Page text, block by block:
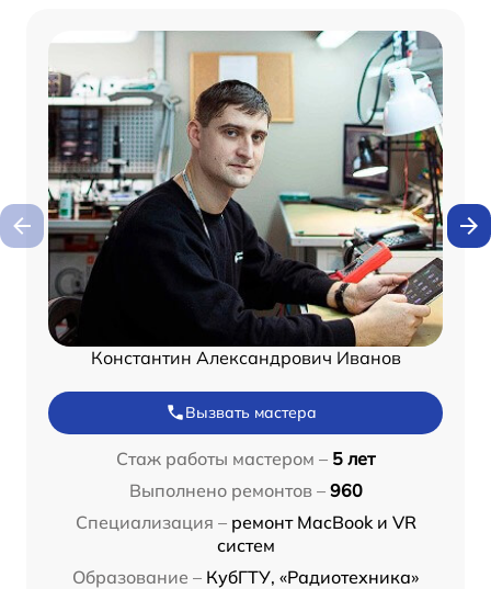
Константин Александрович Иванов
Вызвать мастера
Стаж работы мастером – 5 лет
Выполнено ремонтов – 960
Специализация – ремонт MacBook и VR
систем
Образование – КубГТУ, «Радиотехника»